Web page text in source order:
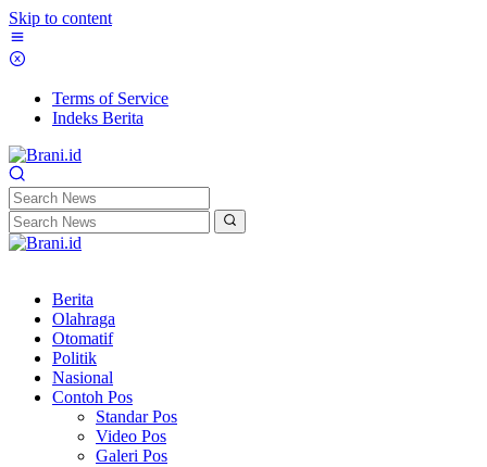
Skip to content
Terms of Service
Indeks Berita
Berita
Olahraga
Otomatif
Politik
Nasional
Contoh Pos
Standar Pos
Video Pos
Galeri Pos